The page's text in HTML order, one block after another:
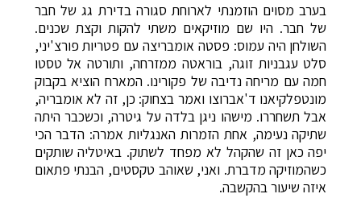
בערב מסוים הוזמנתי לארוחת סגורה בדירת גג של חבר
של חבר. היו שם מוזיקאים משתי להקות וקצת שכנים.
השולחן היה עמוס: פסטה אומבריצה עם פטריות פורצ'יני,
סלט עגבניות זוגה, בוראטה ממזרחה, ותורטה אל טסטו
חמה עם מריחה נדיבה של פקורינו. המארח הוציא בקבוק
מונטפלקיאנו ד'אברוצו ואמר בצחוק: כן, זה לא אומבריה,
אבל תשחררו. מישהו ניגן בלדה על גיטרה, וכשכבר היתה
שתיקה נעימה, אחת הזמרות האנגליות אמרה: הדבר הכי
יפה כאן זה שהקהל לא מפחד לשתוק. באיטליה שותקים
כשהמוזיקה מדברת. ואני, שאוהב טקסטים, הבנתי פתאום
איזה שיעור בהקשבה.